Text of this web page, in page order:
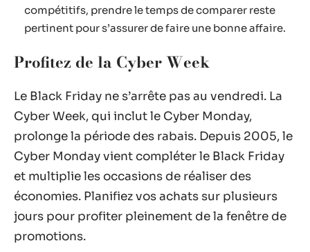
compétitifs, prendre le temps de comparer reste
pertinent pour s’assurer de faire une bonne affaire.
Profitez de la Cyber Week
Le Black Friday ne s’arrête pas au vendredi. La
Cyber Week, qui inclut le Cyber Monday,
prolonge la période des rabais. Depuis 2005, le
Cyber Monday vient compléter le Black Friday
et multiplie les occasions de réaliser des
économies. Planifiez vos achats sur plusieurs
jours pour profiter pleinement de la fenêtre de
promotions.